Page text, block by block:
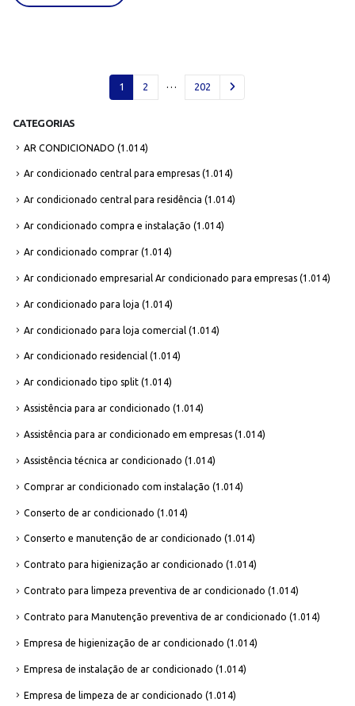
1 2 … 202
CATEGORIAS
AR CONDICIONADO (1.014)
Ar condicionado central para empresas (1.014)
Ar condicionado central para residência (1.014)
Ar condicionado compra e instalação (1.014)
Ar condicionado comprar (1.014)
Ar condicionado empresarial Ar condicionado para empresas (1.014)
Ar condicionado para loja (1.014)
Ar condicionado para loja comercial (1.014)
Ar condicionado residencial (1.014)
Ar condicionado tipo split (1.014)
Assistência para ar condicionado (1.014)
Assistência para ar condicionado em empresas (1.014)
Assistência técnica ar condicionado (1.014)
Comprar ar condicionado com instalação (1.014)
Conserto de ar condicionado (1.014)
Conserto e manutenção de ar condicionado (1.014)
Contrato para higienização ar condicionado (1.014)
Contrato para limpeza preventiva de ar condicionado (1.014)
Contrato para Manutenção preventiva de ar condicionado (1.014)
Empresa de higienização de ar condicionado (1.014)
Empresa de instalação de ar condicionado (1.014)
Empresa de limpeza de ar condicionado (1.014)